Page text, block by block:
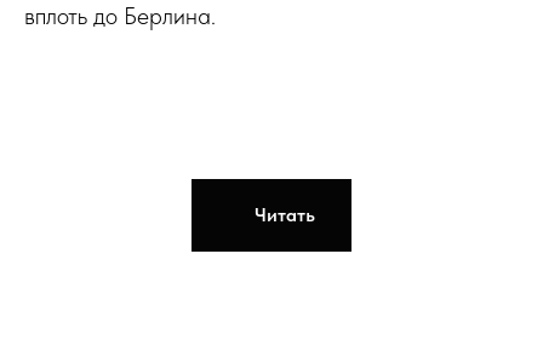
вплоть до Берлина.
Читать